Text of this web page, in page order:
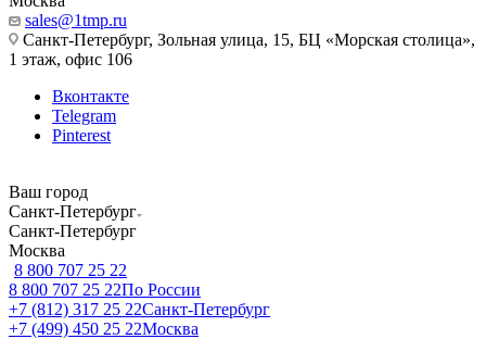
sales@1tmp.ru
Санкт-Петербург, Зольная улица, 15, БЦ «Морская столица»,
1 этаж, офис 106
Вконтакте
Telegram
Pinterest
Ваш город
Санкт-Петербург
Санкт-Петербург
Москва
8 800 707 25 22
8 800 707 25 22По России
+7 (812) 317 25 22Санкт-Петербург
+7 (499) 450 25 22Москва